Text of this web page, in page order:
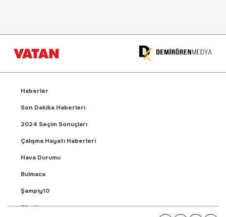
Haberler
Son Dakika Haberleri
2024 Seçim Sonuçları
Çalışma Hayatı Haberleri
Hava Durumu
Bulmaca
Şampiy10
Fikstür